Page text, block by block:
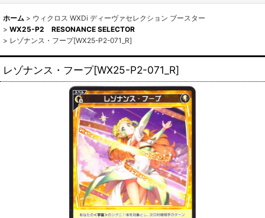
ホーム > ウィクロス WXDi ディーヴァセレクション ブースター
> WX25-P2 RESONANCE SELECTOR
> レゾナンス・フープ[WX25-P2-071_R]
レゾナンス・フープ[WX25-P2-071_R]